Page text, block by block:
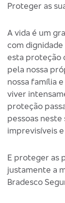
Proteger as
A vida é um
com
esta proteção
pela nossa
nossa família
viver
proteção
pessoas
imprevisíveis
E proteger as
justamente a
Bradesco